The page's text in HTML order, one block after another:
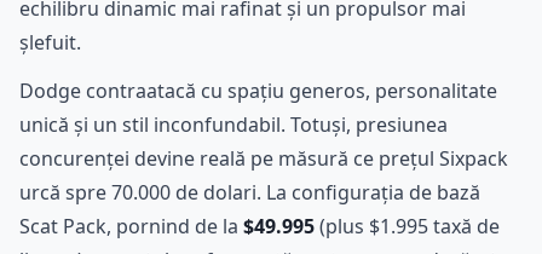
echilibru dinamic mai rafinat și un propulsor mai
șlefuit.
Dodge contraatacă cu spațiu generos, personalitate
unică și un stil inconfundabil. Totuși, presiunea
concurenței devine reală pe măsură ce prețul Sixpack
urcă spre 70.000 de dolari. La configurația de bază
Scat Pack, pornind de la $49.995(plus $1.995 taxă de